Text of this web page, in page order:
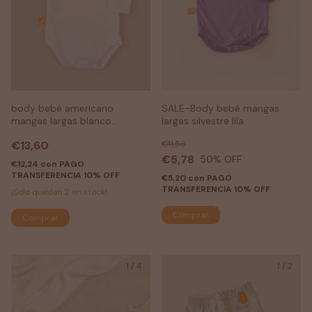
body bebé americano
mangas largas blanco
€13,60
€12,24 con PAGO
TRANSFERENCIA 10% OFF
¡Solo quedan 2 en stock!
Comprar
SALE-Body bebé mangas
largas silvestre lila
€5,78
€11,56
50% OFF
€5,20 con PAGO
TRANSFERENCIA 10% OFF
Comprar
1 / 4 1 / 2